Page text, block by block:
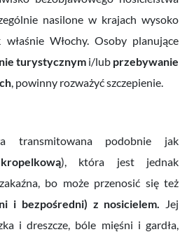
nasilone w krajach wysoko
Włochy. Osoby planujące
turystycznym i/lub przebywanie
, powinny rozważyć szczepienie.
transmitowana podobnie jak
), która jest jednak
bo może przenosić się też
i bezpośredni) z nosicielem. Jej
i dreszcze, bóle mięśni i gardła,